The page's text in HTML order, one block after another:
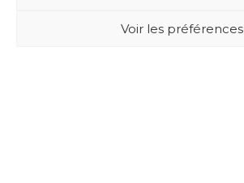
Voir les préférences